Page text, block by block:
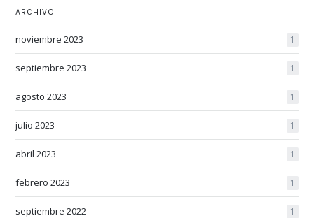
ARCHIVO
noviembre 2023 1
septiembre 2023 1
agosto 2023 1
julio 2023 1
abril 2023 1
febrero 2023 1
septiembre 2022 1